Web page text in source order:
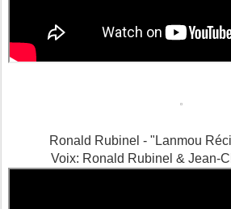
Ronald Rubinel - "Lanmou
Voix: Ronald Rubinel & Jean-